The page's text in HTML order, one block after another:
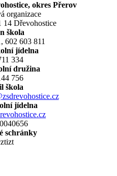
okres Přerov
organizace
14 Dřevohostice
škola
602 603 811
jídelna
334
družina
756
škola
jídelna
schránky